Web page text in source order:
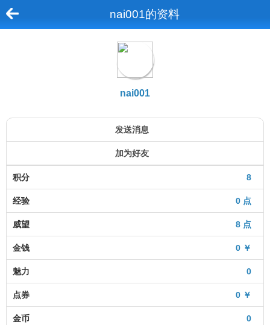
nai001的资料
nai001
发送消息
加为好友
8
积分
0 点
经验
8 点
威望
0 ￥
金钱
0
魅力
0 ￥
点券
0
金币